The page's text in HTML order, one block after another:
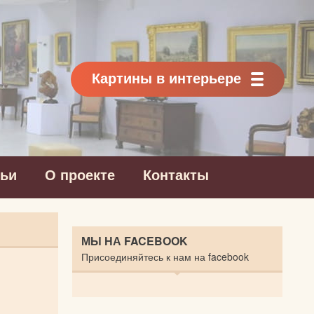
Картины в интерьере
О проекте Контакты
МЫ НА FACEBOOK
Присоединяйтесь к нам на facebook